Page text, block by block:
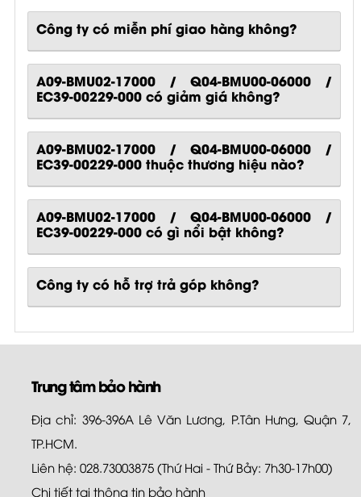
Công ty có miễn phí giao hàng không?
A09-BMU02-17000 / Q04-BMU00-06000 /
EC39-00229-000 có giảm giá không?
A09-BMU02-17000 / Q04-BMU00-06000 /
EC39-00229-000 thuộc thương hiệu nào?
A09-BMU02-17000 / Q04-BMU00-06000 /
EC39-00229-000có gì nổi bật không?
Công ty có hỗ trợ trả góp không?
Trung tâm bảo hành
Địa chỉ: 396-396A Lê Văn Lương, P.Tân Hưng, Quận 7,
TP.HCM.
Liên hệ: 028.73003875 (Thứ Hai - Thứ Bảy: 7h30-17h00)
Chi tiết tại thông tin bảo hành